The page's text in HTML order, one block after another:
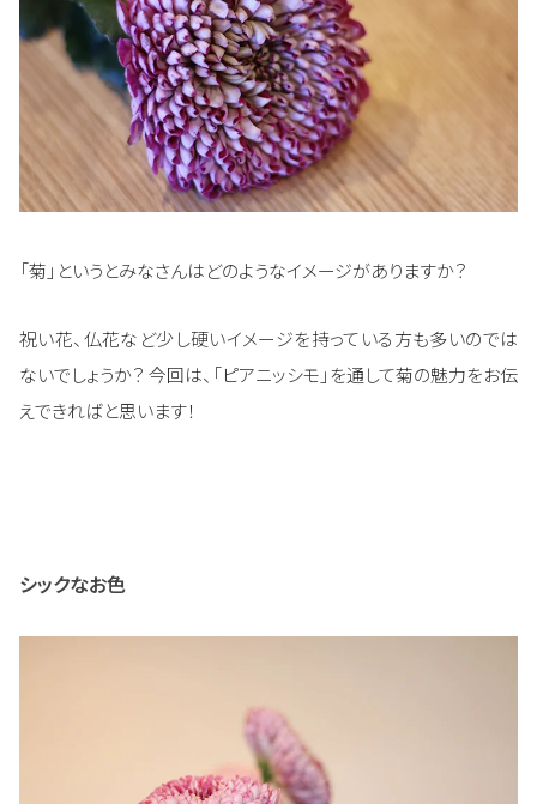
「菊」というとみなさんはどのようなイメージがありますか？
祝い花、仏花など少し硬いイメージを持っている方も多いのでは
ないでしょうか？ 今回は、「ピアニッシモ」を通して菊の魅力をお伝
えできればと思います！
シックなお色